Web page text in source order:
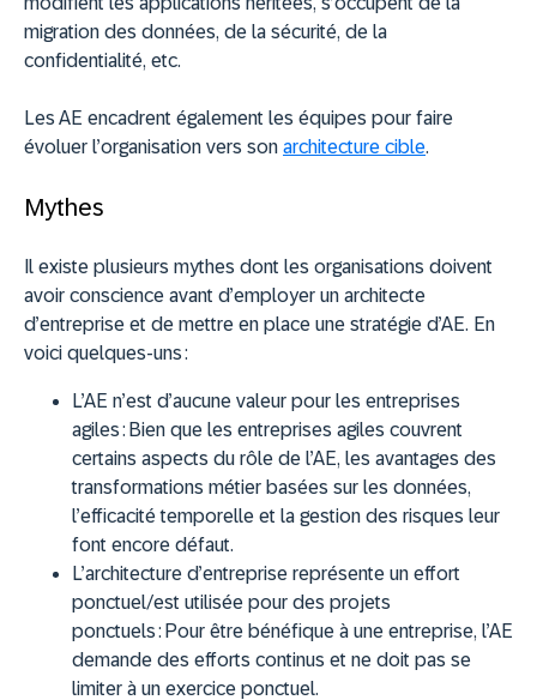
migration des données, de la sécurité, de la
confidentialité, etc.
Les AE encadrent également les équipes pour faire
évoluer l’organisation vers son architecture cible.
Mythes
Il existe plusieurs mythes dont les organisations doivent
avoir conscience avant d’employer un architecte
d’entreprise et de mettre en place une stratégie d’AE. En
voici quelques-uns :
L’AE n’est d’aucune valeur pour les entreprises
agiles : Bien que les entreprises agiles couvrent
certains aspects du rôle de l’AE, les avantages des
transformations métier basées sur les données,
l’efficacité temporelle et la gestion des risques leur
font encore défaut.
L’architecture d’entreprise représente un effort
ponctuel/est utilisée pour des projets
ponctuels : Pour être bénéfique à une entreprise, l’AE
demande des efforts continus et ne doit pas se
limiter à un exercice ponctuel.